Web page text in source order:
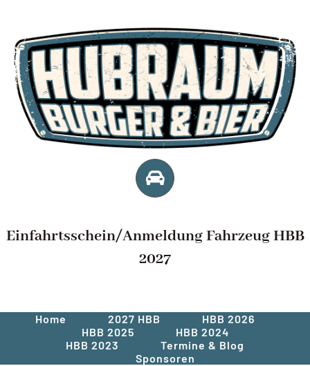
springen
Einfahrtsschein/Anmeldung Fahrzeug HBB
2027
Home 2027 HBB
HBB 2026
HBB 2025
HBB 2024
HBB 2023
Termine & Blog
Sponsoren